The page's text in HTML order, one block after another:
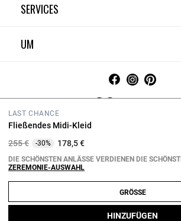
LAST CHANCE
Fließendes Midi-Kleid
Price reduced from
255 €to-30% 178,5 €
DIE SCHÖNSTEN ANLÄSSE VERDIENEN DIE
ZEREMONIE-AUSWAHL
GRÖSSE
HINZUFÜGEN
SERVICES
UM
AGB Privacy Policy
Copyright © 2026 Claudie Pierlot. Alle rechte